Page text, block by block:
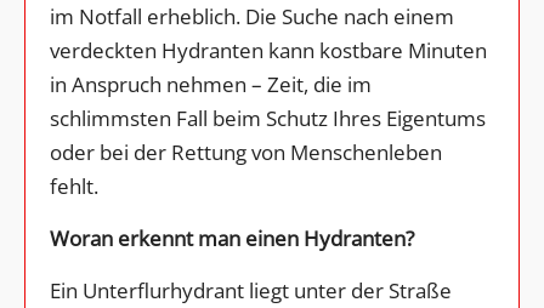
im Notfall erheblich. Die Suche nach einem
verdeckten Hydranten kann kostbare Minuten
in Anspruch nehmen – Zeit, die im
schlimmsten Fall beim Schutz Ihres Eigentums
oder bei der Rettung von Menschenleben
fehlt.
Woran erkennt man einen Hydranten?
Ein Unterflurhydrant liegt unter der Straße